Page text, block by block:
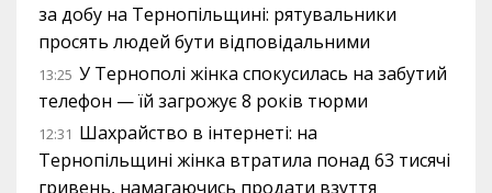
за добу на Тернопільщині: рятувальники
просять людей бути відповідальними
13:25 У Тернополі жінка спокусилась на забутий
телефон — їй загрожує 8 років тюрми
12:31 Шахрайство в інтернеті: на
Тернопільщині жінка втратила понад 63 тисячі
гривень, намагаючись продати взуття